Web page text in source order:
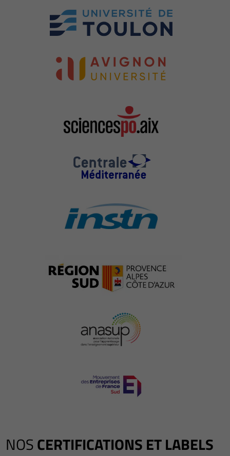
NOSCERTIFICATIONS ET LABELS